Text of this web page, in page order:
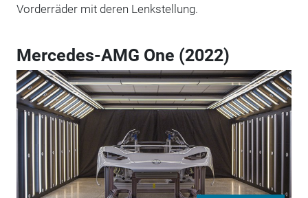
Vorderräder mit deren Lenkstellung.
Mercedes-AMG One (2022)